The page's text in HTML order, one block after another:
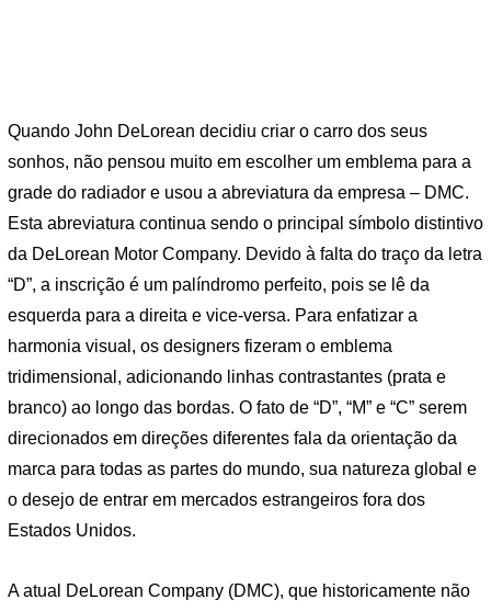
Quando John DeLorean decidiu criar o carro dos seus
sonhos, não pensou muito em escolher um emblema para a
grade do radiador e usou a abreviatura da empresa – DMC.
Esta abreviatura continua sendo o principal símbolo distintivo
da DeLorean Motor Company. Devido à falta do traço da letra
“D”, a inscrição é um palíndromo perfeito, pois se lê da
esquerda para a direita e vice-versa. Para enfatizar a
harmonia visual, os designers fizeram o emblema
tridimensional, adicionando linhas contrastantes (prata e
branco) ao longo das bordas. O fato de “D”, “M” e “C” serem
direcionados em direções diferentes fala da orientação da
marca para todas as partes do mundo, sua natureza global e
o desejo de entrar em mercados estrangeiros fora dos
Estados Unidos.
A atual DeLorean Company (DMC), que historicamente não